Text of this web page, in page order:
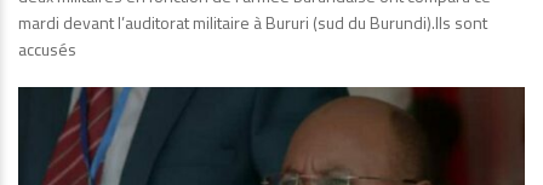
mardi devant l’auditorat militaire à Bururi (sud du Burundi).Ils sont
accusés